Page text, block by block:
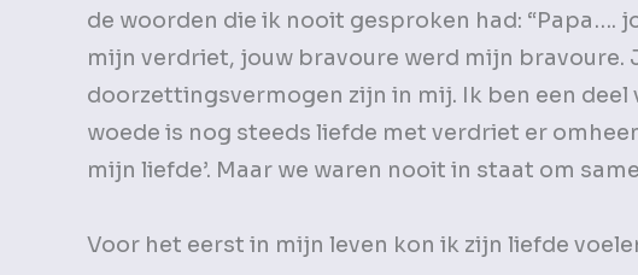
de woorden die ik nooit gesproken had: “Papa….
mijn verdriet, jouw bravoure werd mijn bravoure.
doorzettingsvermogen zijn in mij. Ik ben een deel
woede is nog steeds liefde met verdriet er
mijn liefde’. Maar we waren nooit in staat om
Voor het eerst in mijn leven kon ik zijn liefde